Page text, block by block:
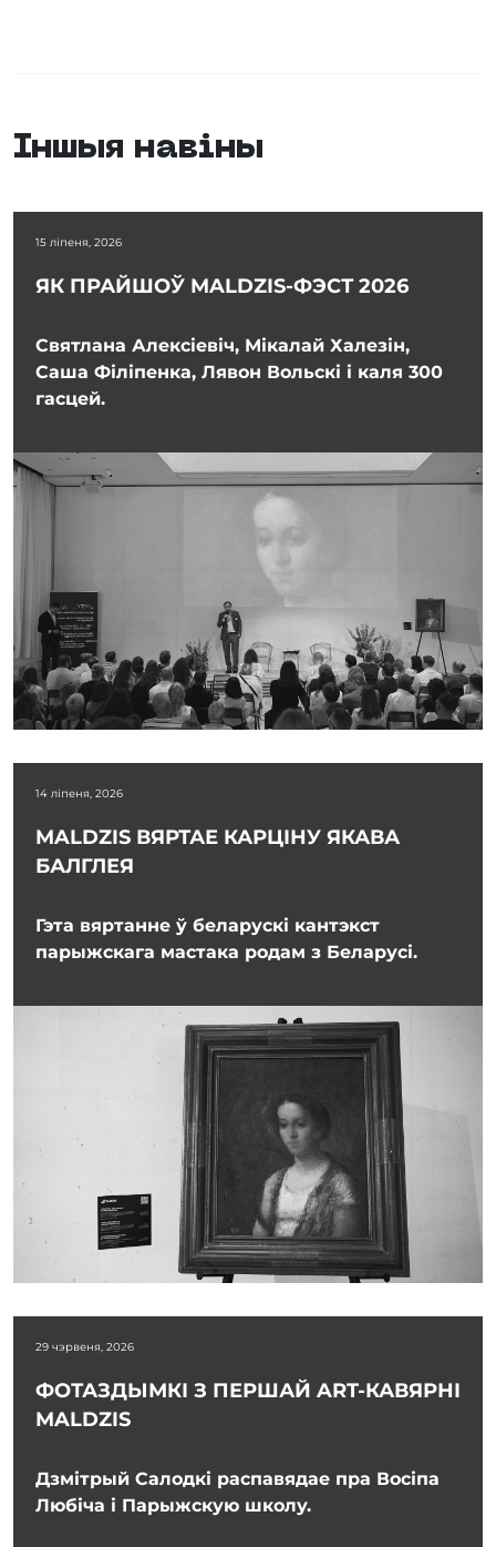
Іншыя навіны
15 ліпеня, 2026
ЯК ПРАЙШОЎ MALDZIS-ФЭСТ 2026
Святлана Алексіевіч, Мікалай Халезін,
Саша Філіпенка, Лявон Вольскі і каля 300
гасцей.
14 ліпеня, 2026
MALDZIS ВЯРТАЕ КАРЦІНУ ЯКАВА
БАЛГЛЕЯ
Гэта вяртанне ў беларускі кантэкст
парыжскага мастака родам з Беларусі.
29 чэрвеня, 2026
ФОТАЗДЫМКІ З ПЕРШАЙ ART-КАВЯРНІ
MALDZIS
Дзмітрый Салодкі распавядае пра Восіпа
Любіча і Парыжскую школу.